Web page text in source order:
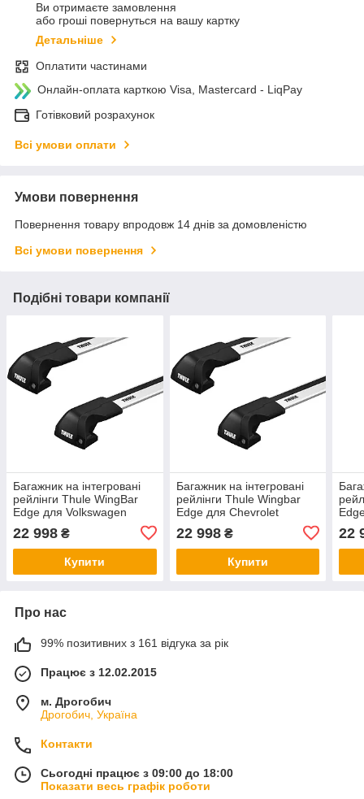
Ви отримаєте замовлення
або гроші повернуться на вашу картку
Детальніше
Оплатити частинами
Онлайн-оплата карткою Visa, Mastercard - LiqPay
Готівковий розрахунок
Всі умови оплати
Умови повернення
Повернення товару впродовж 14 днів за домовленістю
Всі умови повернення
Подібні товари компанії
Багажник на інтегровані
рейлінги Thule WingBar
Edge для Volkswagen
Touareg (mkIII) 2018-2023
(TH 7214-7214-7206-6053)
22 998 ₴
Купити
Багажник на інтегровані
рейлінги Thule Wingbar
Edge для Chevrolet
Equinox EV (mkI) 2023→
(TH 7214-7213-7206-6202)
22 998₴
Купити
22
Про нас
99% позитивних з 161 відгука за рік
Працює з 12.02.2015
м. Дрогобич
Дрогобич, Україна
Контакти
Сьогодні працює з 09:00 до 18:00
Показати весь графік роботи